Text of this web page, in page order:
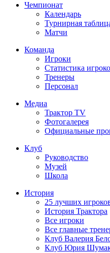
Чемпионат
Календарь
Турнирная
Матчи
Команда
Игроки
Статистика
Тренеры
Персонал
Медиа
Трактор TV
Фотогалерея
Официальные
Клуб
Руководство
Музей
Школа
История
25 лучших
История Трактора
Все игроки
Все главные
Клуб Валерия
Клуб Юрия